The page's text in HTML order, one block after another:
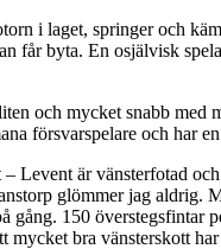
i laget, springer och
får byta. En osjälvisk
och mycket snabb med
försvarspelare och har
Levent är vänsterfotad
glömmer jag aldrig.
gång. 150 överstegsfintar
mycket bra vänsterskott